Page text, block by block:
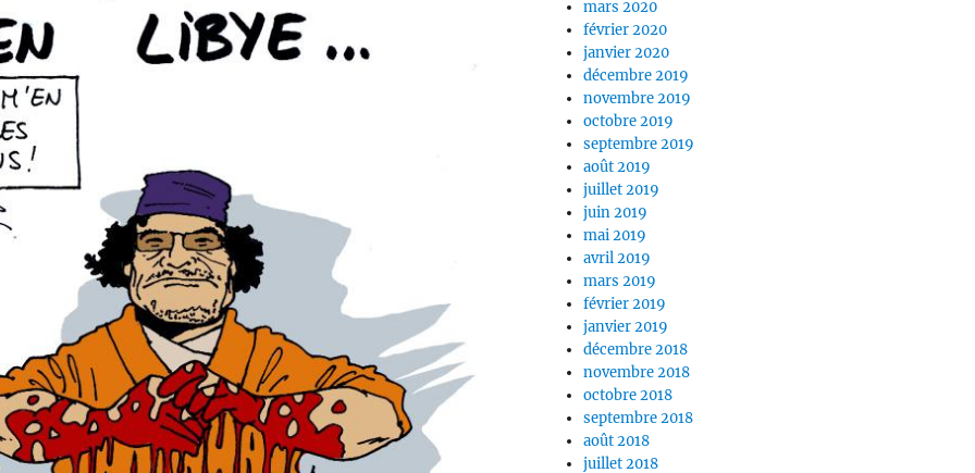
mars 2020
février 2020
janvier 2020
décembre 2019
novembre 2019
octobre 2019
septembre 2019
août 2019
juillet 2019
juin 2019
mai 2019
avril 2019
mars 2019
février 2019
janvier 2019
décembre 2018
novembre 2018
octobre 2018
septembre 2018
août 2018
juillet 2018